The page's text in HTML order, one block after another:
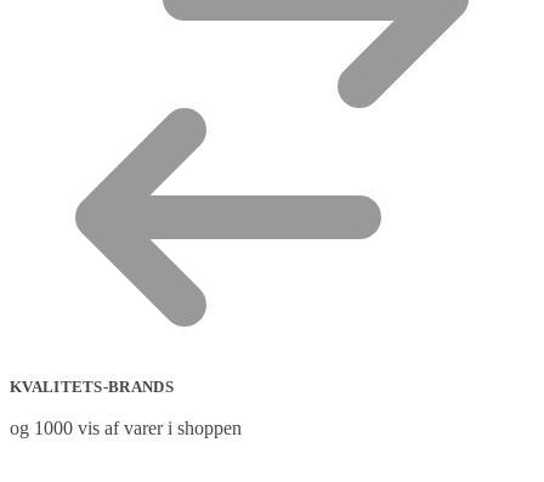
KVALITETS-BRANDS
og 1000 vis af varer i shoppen